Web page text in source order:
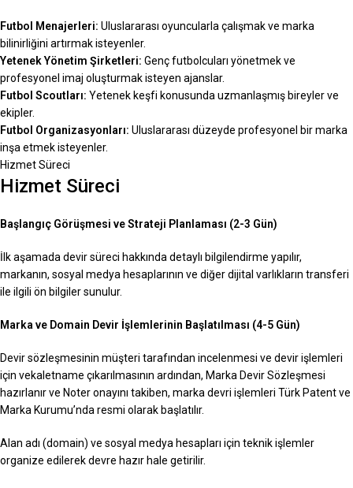
Futbol Menajerleri: Uluslararası oyuncularla çalışmak ve marka
bilinirliğini artırmak isteyenler.
Yetenek Yönetim Şirketleri: Genç futbolcuları yönetmek ve
profesyonel imaj oluşturmak isteyen ajanslar.
Futbol Scoutları: Yetenek keşfi konusunda uzmanlaşmış bireyler ve
ekipler.
Futbol Organizasyonları: Uluslararası düzeyde profesyonel bir marka
inşa etmek isteyenler.
Hizmet Süreci
Hizmet Süreci
Başlangıç Görüşmesi ve Strateji Planlaması (2-3 Gün)
İlk aşamada devir süreci hakkında detaylı bilgilendirme yapılır,
markanın, sosyal medya hesaplarının ve diğer dijital varlıkların transferi
ile ilgili ön bilgiler sunulur.
Marka ve Domain Devir İşlemlerinin Başlatılması (4-5 Gün)
Devir sözleşmesinin müşteri tarafından incelenmesi ve devir işlemleri
için vekaletname çıkarılmasının ardından, Marka Devir Sözleşmesi
hazırlanır ve Noter onayını takiben, marka devri işlemleri Türk Patent ve
Marka Kurumu’nda resmi olarak başlatılır.
Alan adı (domain) ve sosyal medya hesapları için teknik işlemler
organize edilerek devre hazır hale getirilir.